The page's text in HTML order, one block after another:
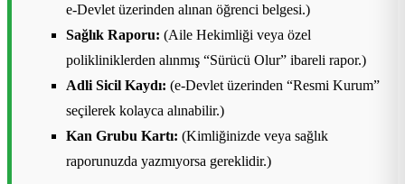
e-Devlet üzerinden alınan öğrenci belgesi.)
Sağlık Raporu: (Aile Hekimliği veya özel
polikliniklerden alınmış “Sürücü Olur” ibareli rapor.)
Adli Sicil Kaydı: (e-Devlet üzerinden “Resmi Kurum”
seçilerek kolayca alınabilir.)
Kan Grubu Kartı: (Kimliğinizde veya sağlık
raporunuzda yazmıyorsa gereklidir.)